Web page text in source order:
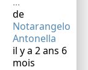
de
Notarangelo
Antonella
il y a 2 ans 6
mois